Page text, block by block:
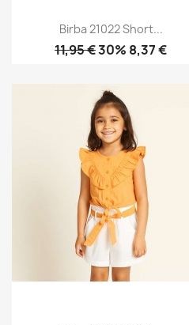
Birba 21022 Short...
11,95 €30% 8,37 €